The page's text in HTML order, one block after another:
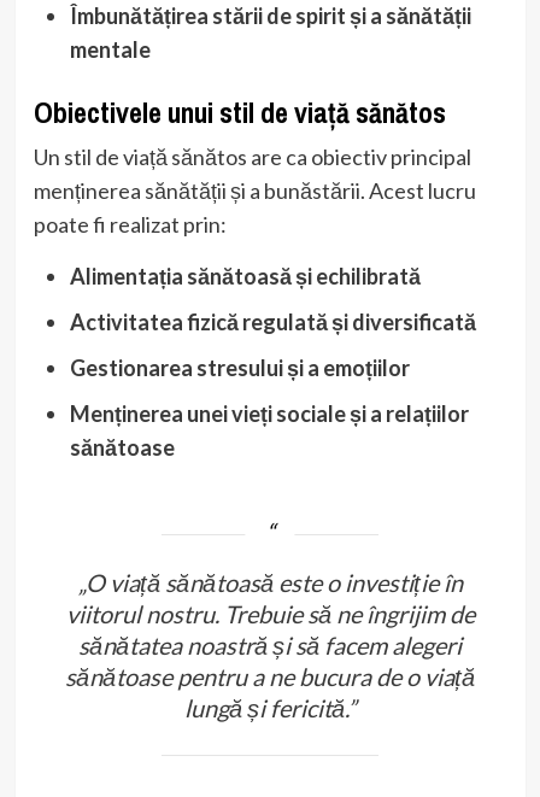
Îmbunătățirea stării de spirit și a sănătății
mentale
Obiectivele unui stil de viață sănătos
Un stil de viață sănătos are ca obiectiv principal
menținerea sănătății și a bunăstării. Acest lucru
poate fi realizat prin:
Alimentația sănătoasă și echilibrată
Activitatea fizică regulată și diversificată
Gestionarea stresului și a emoțiilor
Menținerea unei vieți sociale și a relațiilor
sănătoase
„O viață sănătoasă este o investiție în
viitorul nostru. Trebuie să ne îngrijim de
sănătatea noastră și să facem alegeri
sănătoase pentru a ne bucura de o viață
lungă și fericită.”